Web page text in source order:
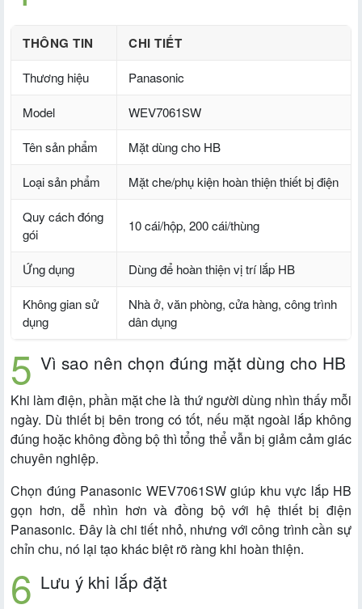
THÔNG TIN CHI TIẾT
Thương hiệu Panasonic
Model WEV7061SW
Tên sản phẩm Mặt dùng cho HB
Loại sản phẩm Mặt che/phụ kiện hoàn thiện thiết bị điện
Quy cách đóng
gói
10 cái/hộp, 200 cái/thùng
Ứng dụng Dùng để hoàn thiện vị trí lắp HB
Không gian sử
dụng
Nhà ở, văn phòng, cửa hàng, công trình
dân dụng
Vì sao nên chọn đúng mặt dùng cho HB
Khi làm điện, phần mặt che là thứ người dùng nhìn thấy mỗi
ngày. Dù thiết bị bên trong có tốt, nếu mặt ngoài lắp không
đúng hoặc không đồng bộ thì tổng thể vẫn bị giảm cảm giác
chuyên nghiệp.
Chọn đúng Panasonic WEV7061SW giúp khu vực lắp HB
gọn hơn, dễ nhìn hơn và đồng bộ với hệ thiết bị điện
Panasonic. Đây là chi tiết nhỏ, nhưng với công trình cần sự
chỉn chu, nó lại tạo khác biệt rõ ràng khi hoàn thiện.
Lưu ý khi lắp đặt